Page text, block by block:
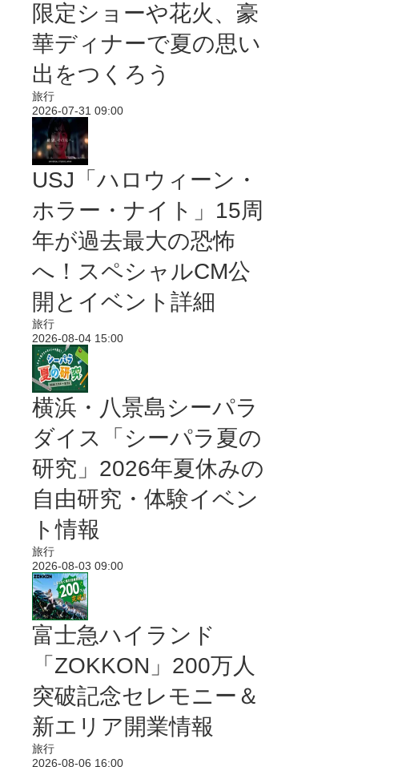
限定ショーや花火、豪
華ディナーで夏の思い
出をつくろう
旅行
2026-07-31 09:00
USJ「ハロウィーン・
ホラー・ナイト」15周
年が過去最大の恐怖
へ！スペシャルCM公
開とイベント詳細
旅行
2026-08-04 15:00
横浜・八景島シーパラ
ダイス「シーパラ夏の
研究」2026年夏休みの
自由研究・体験イベン
ト情報
旅行
2026-08-03 09:00
富士急ハイランド
「ZOKKON」200万人
突破記念セレモニー＆
新エリア開業情報
旅行
2026-08-06 16:00